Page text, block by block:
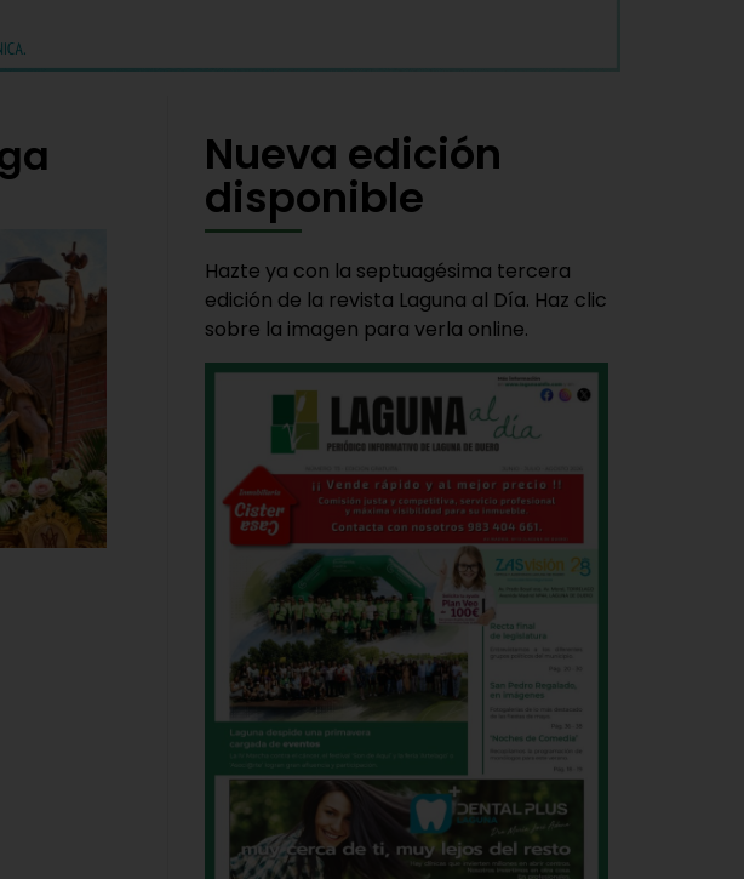
Nueva edición
disponible
Hazte ya con la septuagésima tercera
edición de la revista Laguna al Día. Haz clic
sobre la imagen para verla online.